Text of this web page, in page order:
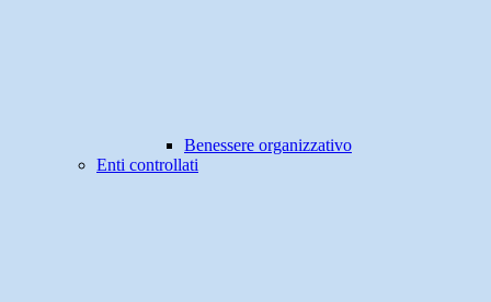
Benessere organizzativo
Enti controllati